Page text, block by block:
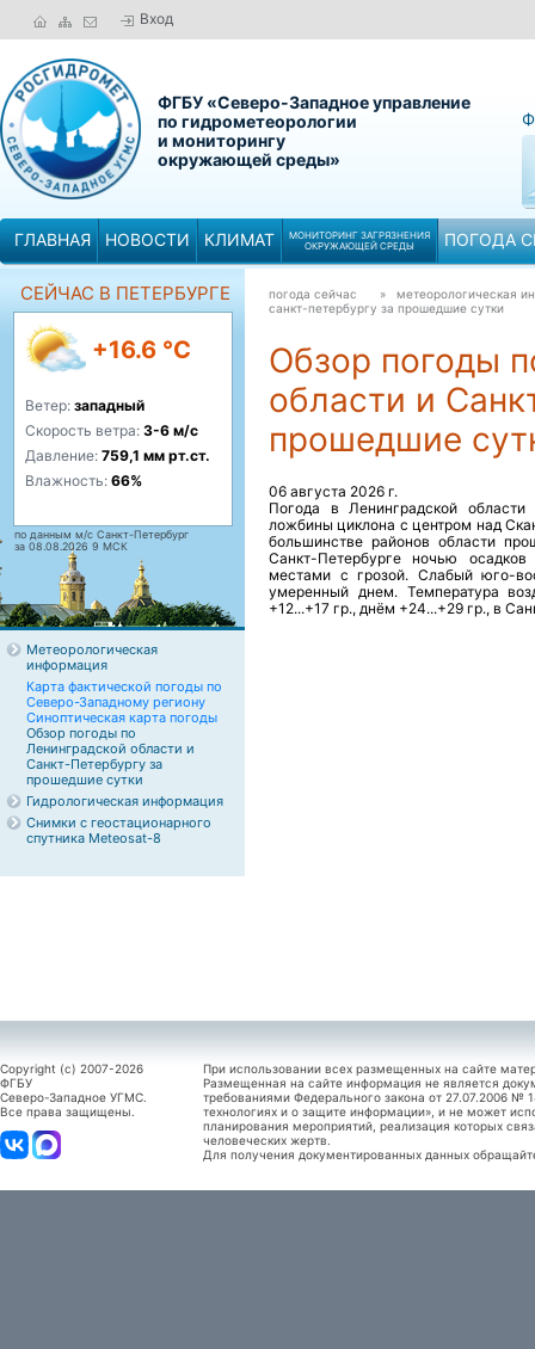
Вход
ФГБУ «Северо-Западное управление
по гидрометеорологии
и мониторингу
окружающей среды»
ГЛАВНАЯ НОВОСТИ КЛИМАТ
МОНИТОРИНГ ЗАГРЯЗНЕНИЯ
ОКРУЖАЮЩЕЙ СРЕДЫ
ПОГОДА
СЕЙЧАС В ПЕТЕРБУРГЕ
+16.6 °C
Ветер: западный
Скорость ветра: 3-6 м/с
Давление: 759,1 мм рт.ст.
Влажность: 66%
по данным м/с Санкт-Петербург
за 08.08.2026 9 МСК
Метеорологическая
информация
Карта фактической погоды по
Северо-Западному региону
Синоптическая карта погоды
Обзор погоды по
Ленинградской области и
Санкт-Петербургу за
прошедшие сутки
Гидрологическая информация
Снимки с геостационарного
спутника Meteosat-8
погода сейчас
» метеорологическая
санкт-петербургу за прошедшие сутки
Обзор погоды
области и
прошедшие
06 августа 2026 г.
Погода в Ленинградской
ложбины циклона с центром над
большинстве районов области
Санкт-Петербурге ночью
местами с грозой. Слабый юго-
умеренный днем. Температура
+12...+17 гр., днём +24...+29 гр., в
Copyright (c) 2007-2026
ФГБУ
Северо-Западное УГМС.
Все права защищены.
При использовании всех размещенных на сайте
Размещенная на сайте информация не является
требованиями Федерального закона от 27.07.2006
технологиях и о защите информации», и не может
планирования мероприятий, реализация которых
человеческих жертв.
Для получения документированных данных